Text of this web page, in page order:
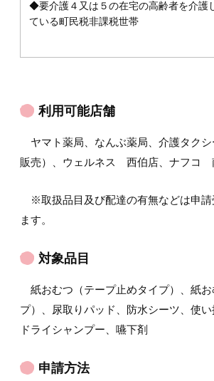
◆要介護４又は５の在宅の高齢者を介護
ている町民税非課税世帯
利用可能店舗
ヤマト薬局、なんぶ薬局、介護タクシ
販売）、ウェルネス 西伯店、ナフコ
※取扱品目及び配達の有無などは申請
ます。
対象品目
紙おむつ（テープ止めタイプ）、紙お
プ）、尿取りパッド、防水シーツ、使い
ドライシャンプー、嚥下剤
申請方法